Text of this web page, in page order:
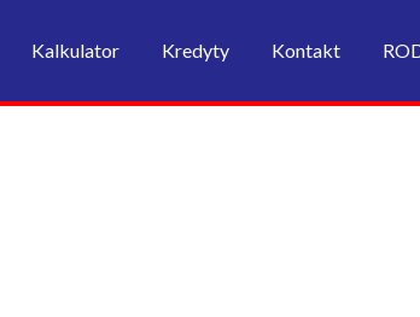
Kalkulator Kredyty Kontakt